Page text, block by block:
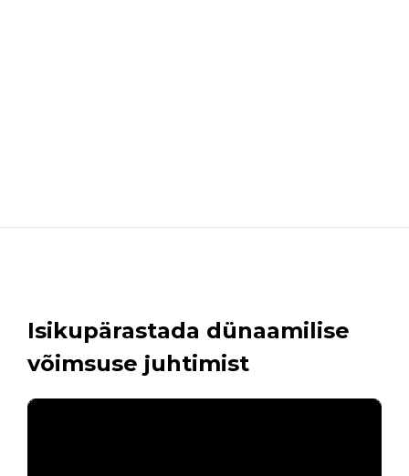
Isikupärastada dünaamilise
võimsuse juhtimist